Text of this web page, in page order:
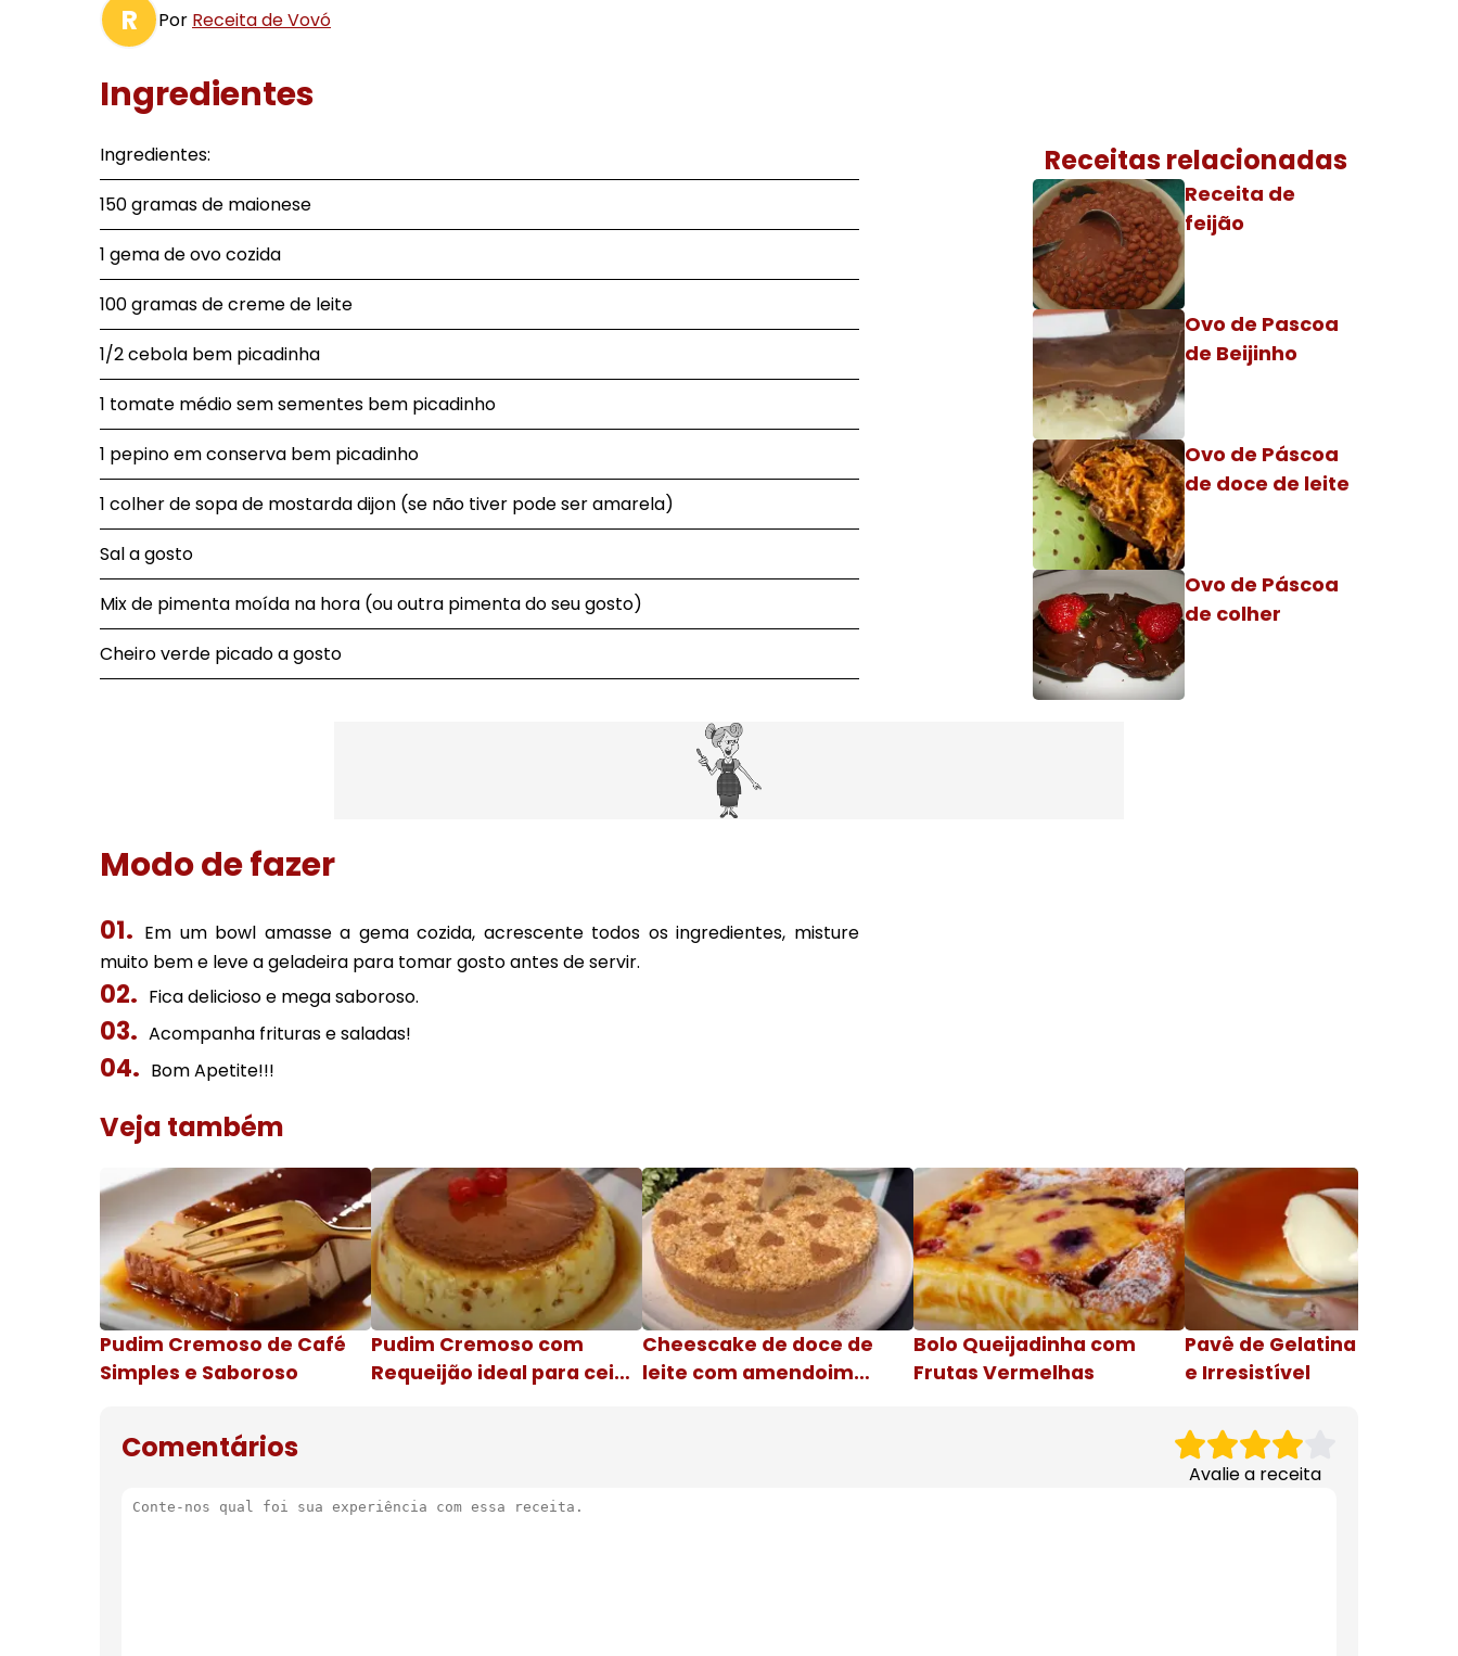
R Por Receita de Vovó
Ingredientes
Ingredientes:
150 gramas de maionese
1 gema de ovo cozida
100 gramas de creme de leite
1/2 cebola bem picadinha
1 tomate médio sem sementes bem picadinho
1 pepino em conserva bem picadinho
1 colher de sopa de mostarda dijon (se não tiver pode ser amarela)
Sal a gosto
Mix de pimenta moída na hora (ou outra pimenta do seu gosto)
Cheiro verde picado a gosto
Receitas relacionadas
Receita de
feijão
Ovo de Pascoa
de Beijinho
Ovo de Páscoa
de doce de leite
Ovo de Páscoa
de colher
Modo de fazer
Em um bowl amasse a gema cozida, acrescente todos os ingredientes, misture
muito bem e leve a geladeira para tomar gosto antes de servir.
Fica delicioso e mega saboroso.
Acompanha frituras e saladas!
Bom Apetite!!!
Veja também
Pudim Cremoso de Café
Simples e Saboroso
Pudim Cremoso com
Requeijão ideal para ceia
Cheescake de doce de
leite com amendoim
Bolo Queijadinha com
Frutas Vermelhas
Pavê de Gelatina Cremosa
e Irresistível
Comentários
Avalie a receita